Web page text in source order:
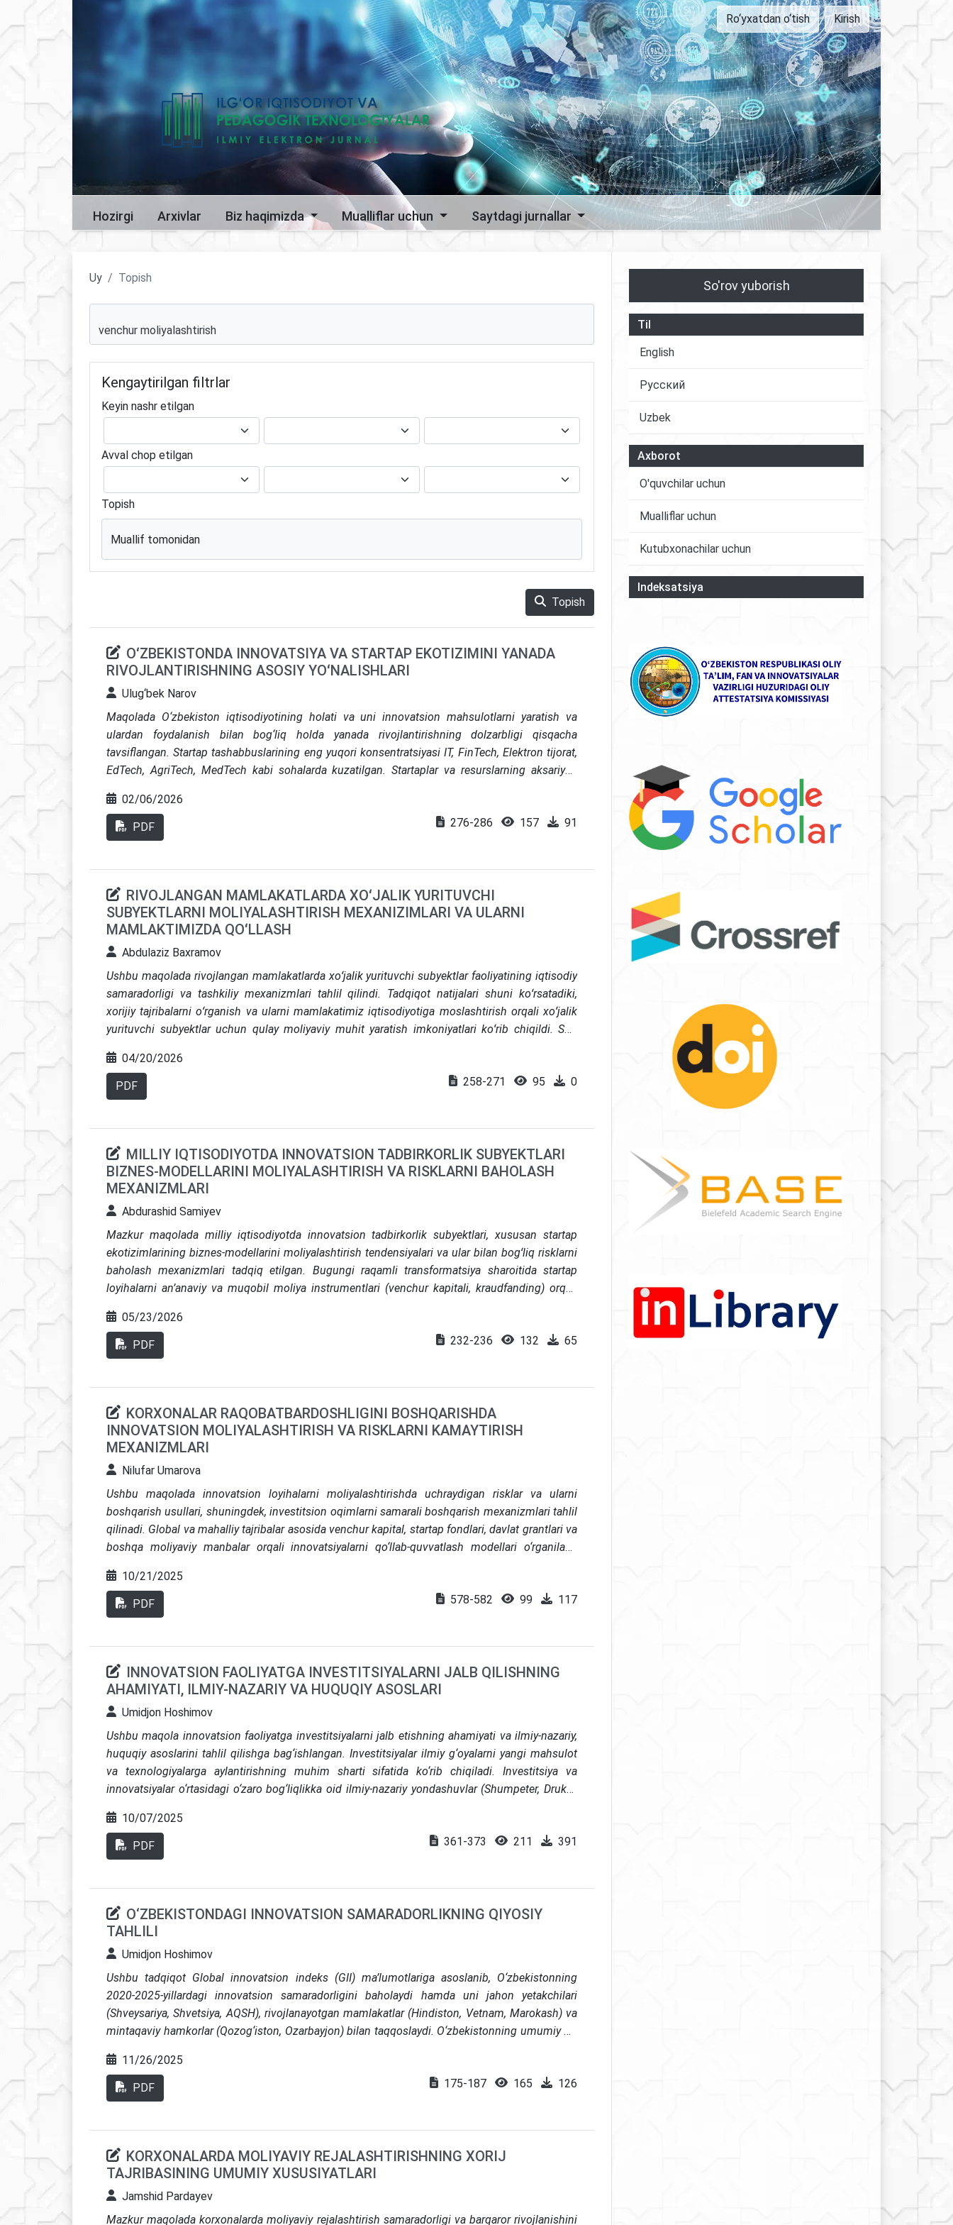
Ro‘yxatdan o‘tish Kirish
Hozirgi Arxivlar Biz haqimizda Mualliflar uchun Saytdagi jurnallar
Uy Topish
Kengaytirilgan filtrlar
Keyin nashr etilgan
Avval chop etilgan
Topish
Muallif tomonidan
Topish
OʻZBEKISTONDA INNOVATSIYA VA STARTAP EKOTIZIMINI YANADA
RIVOJLANTIRISHNING ASOSIY YOʻNALISHLARI
Ulug‘bek Narov
Maqolada O‘zbekiston iqtisodiyotining holati va uni innovatsion mahsulotlarni yaratish va
ulardan foydalanish bilan bog‘liq holda yanada rivojlantirishning dolzarbligi qisqacha
tavsiflangan. Startap tashabbuslarining eng yuqori konsentratsiyasi IT, FinTech, Elektron tijorat,
EdTech, AgriTech, MedTech kabi sohalarda kuzatilgan. Startaplar va resurslarning aksariyati
va uning mintaqalarida to‘laqonli startap ekotizimini shakllantirishga to‘sqinlik qiluvchi omillar
ko‘rsatilgan. Startaplarni moliyalashtirish muammosiga alohida e’tibor qaratilgan. Startapni
rivojlantirishning dastlabki bosqichida investitsiyalarni qo‘llab-quvvatlashning sustligi, venchur
fondlarining davlat tizimini yaratish bilan yakunlangan holda taqdim etilgan. O‘zbekistonda
startap ekotizimining rivojlanishi huquqiy asosni takomillashtirish, qulay biznes infratuzilmasini
yaratish va moliyaviy va huquqiy qo‘llab-quvvatlashning yangi mexanizmlarini joriy etish zarurati
bilan bog‘liq. O‘zbekistonda innovatsiya va startap ekotizimini yanada rivojlantirish bo‘yicha
02/06/2026
PDF 276-286 157 91
RIVOJLANGAN MAMLAKATLARDA XOʻJALIK YURITUVCHI
SUBYEKTLARNI MOLIYALASHTIRISH MEXANIZIMLARI VA ULARNI
MAMLAKTIMIZDA QOʻLLASH
Abdulaziz Baxramov
Ushbu maqolada rivojlangan mamlakatlarda xoʻjalik yurituvchi subyektlar faoliyatining iqtisodiy
samaradorligi va tashkiliy mexanizmlari tahlil qilindi. Tadqiqot natijalari shuni koʻrsatadiki,
xorijiy tajribalarni oʻrganish va ularni mamlakatimiz iqtisodiyotiga moslashtirish orqali xoʻjalik
yurituvchi subyektlar uchun qulay moliyaviy muhit yaratish imkoniyatlari koʻrib chiqildi. Shu
moliyalashtirish mexanizmlarini joriy etish va mavjud muammolarni bartaraf etish
yoʻnalishlarida aniq tavsiyalar ishlab chiqish ham tahlil qilindi
04/20/2026
PDF 258-271 95 0
MILLIY IQTISODIYOTDA INNOVATSION TADBIRKORLIK SUBYEKTLARI
BIZNES-MODELLARINI MOLIYALASHTIRISH VA RISKLARNI BAHOLASH
MEXANIZMLARI
Abdurashid Samiyev
Mazkur maqolada milliy iqtisodiyotda innovatsion tadbirkorlik subyektlari, xususan startap
ekotizimlarining biznes-modellarini moliyalashtirish tendensiyalari va ular bilan bogʻliq risklarni
baholash mexanizmlari tadqiq etilgan. Bugungi raqamli transformatsiya sharoitida startap
loyihalarni an’anaviy va muqobil moliya instrumentlari (venchur kapitali, kraudfanding) orqali
modellarning barqarorligi ularning moliyaviy oqimlarini toʻgʻri prognozlash va oʻziga xos risk
omillarini minimallashtirish strategiyalariga bogʻliq. Xulosada milliy startap loyihalarning
moliyaviy barqarorligini oshirish va ularning biznes-modellaridagi risklarni kamaytirish boʻyicha
05/23/2026
PDF 232-236 132 65
KORXONALAR RAQOBATBARDOSHLIGINI BOSHQARISHDA
INNOVATSION MOLIYALASHTIRISH VA RISKLARNI KAMAYTIRISH
MEXANIZMLARI
Nilufar Umarova
Ushbu maqolada innovatsion loyihalarni moliyalashtirishda uchraydigan risklar va ularni
boshqarish usullari, shuningdek, investitsion oqimlarni samarali boshqarish mexanizmlari tahlil
qilinadi. Global va mahalliy tajribalar asosida venchur kapital, startap fondlari, davlat grantlari va
boshqa moliyaviy manbalar orqali innovatsiyalarni qo‘llab-quvvatlash modellari o‘rganiladi.
diversifikatsiya va monitoring tizimlari yoritiladi. O‘zbekiston sharoitida mavjud muammolar va
istiqbolli yo‘nalishlar asosida amaliy takliflar ishlab chiqilgan
10/21/2025
PDF 578-582 99 117
INNOVATSION FAOLIYATGA INVESTITSIYALARNI JALB QILISHNING
AHAMIYATI, ILMIY-NAZARIY VA HUQUQIY ASOSLARI
Umidjon Hoshimov
Ushbu maqola innovatsion faoliyatga investitsiyalarni jalb etishning ahamiyati va ilmiy-nazariy,
huquqiy asoslarini tahlil qilishga bag‘ishlangan. Investitsiyalar ilmiy g‘oyalarni yangi mahsulot
va texnologiyalarga aylantirishning muhim sharti sifatida ko‘rib chiqiladi. Investitsiya va
innovatsiyalar o‘rtasidagi o‘zaro bog‘liqlikka oid ilmiy-nazariy yondashuvlar (Shumpeter, Druker,
jihatdan O‘zbekiston Respublikasining qonunchilik asoslari, jumladan, “Investitsiyalar va
investitsiya faoliyati to‘g‘risida”gi (2019), “Innovatsion faoliyat to‘g‘risida”gi (2020) Qonunlar
hamda 2022-2026-yillarga mo‘ljallangan Innovatsion rivojlanish strategiyasi o‘rganilgan.
ko‘magi, xususiy kapital va huquqiy kafolatlarni uyg‘unlashtiradigan kompleks yondashuvning
zarurligi ta’kidlangan
10/07/2025
PDF 361-373 211 391
O‘ZBEKISTONDAGI INNOVATSION SAMARADORLIKNING QIYOSIY
TAHLILI
Umidjon Hoshimov
Ushbu tadqiqot Global innovatsion indeks (GII) ma’lumotlariga asoslanib, O‘zbekistonning
2020-2025-yillardagi innovatsion samaradorligini baholaydi hamda uni jahon yetakchilari
(Shveysariya, Shvetsiya, AQSH), rivojlanayotgan mamlakatlar (Hindiston, Vetnam, Marokash) va
mintaqaviy hamkorlar (Qozog‘iston, Ozarbayjon) bilan taqqoslaydi. O‘zbekistonning umumiy GII
resurslardan ancha past bo‘lib qolmoqda, natijada o‘rtacha samaradorlik farqi 23-pog‘onani
tashkil etmoqda. Hindiston, Vetnam va Marokash o‘zlarining resurs darajasiga nisbatan
kutilganidan yaxshiroq natijalarga erishayotgan bo‘lsa, Qozog‘iston va Ozarbayjon o‘z
cheklanganligi, sanoat va ilmiy-tadqiqot sohalari o‘rtasidagi aloqalarning zaifligi hamda yuqori
texnologiyali eksportning pastligi tufayli resurslarni natijalarga aylantirishning sekinligidir.
Tadqiqot shuni ko‘rsatadiki, O‘zbekiston innovatsion iqtisodiyotni barpo etish uchun tanlangan
11/26/2025
PDF 175-187 165 126
KORXONALARDA MOLIYAVIY REJALASHTIRISHNING XORIJ
TAJRIBASINING UMUMIY XUSUSIYATLARI
Jamshid Pardayev
Mazkur maqolada korxonalarda moliyaviy rejalashtirish samaradorligi va barqaror rivojlanishini
So'rov yuborish
Til
English
Русский
Uzbek
Axborot
O'quvchilar uchun
Mualliflar uchun
Kutubxonachilar uchun
Indeksatsiya